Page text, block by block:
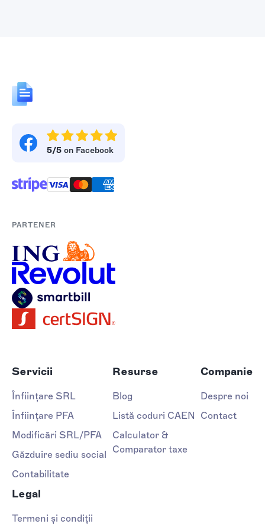
5/5 on Facebook
PARTENER
Servicii
Înființare SRL
Înființare PFA
Modificări SRL/PFA
Găzduire sediu social
Contabilitate
Resurse
Blog
Listă coduri CAEN
Calculator &
Comparator taxe
Companie
Despre noi
Contact
Legal
Termeni și condiții